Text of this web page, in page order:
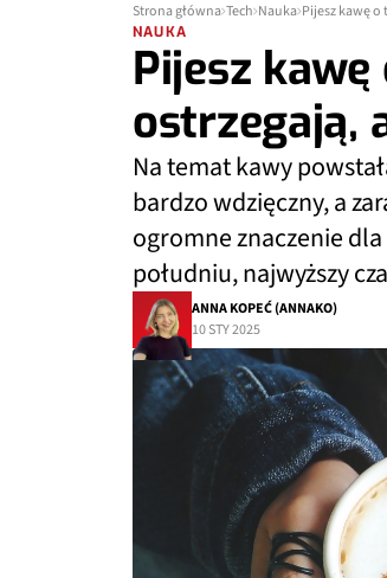
Strona główna Tech Nauka Pijesz kawę
NAUKA
Pijesz
ostrzegają,
Na temat kawy
bardzo wdzięczny, a
ogromne znaczenie
południu, najwyższy
ANNA KOPEĆ (ANNAKO)
10 STY 2025